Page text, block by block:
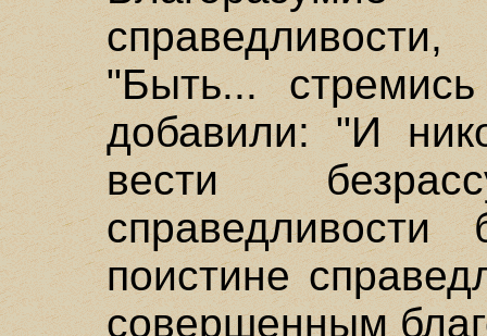
"Быть...
добавили: "И
вести
справедливости
поистине
совершенным